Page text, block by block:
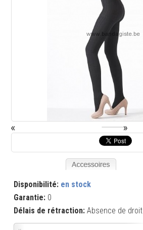
Disponibilité: en stock
Garantie: 0
Délais de rétraction: Absence de droit